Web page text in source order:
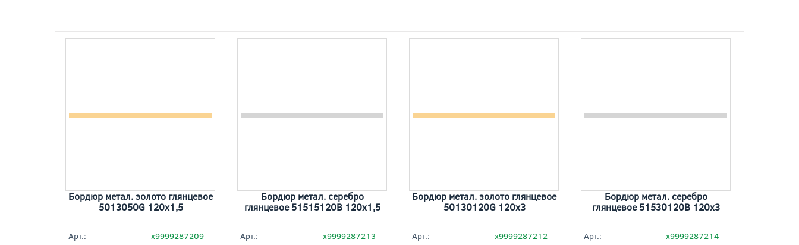
Бордюр метал. золото глянцевое
5013050G 120x1,5
Арт.:
х9999287209
Бордюр метал. серебро
глянцевое 51515120B 120x1,5
Арт.:
х9999287213
Бордюр метал. золото глянцевое
50130120G 120x3
Арт.:
х9999287212
Бордюр метал. серебро
глянцевое 51530120B 120x3
Арт.:
х9999287214